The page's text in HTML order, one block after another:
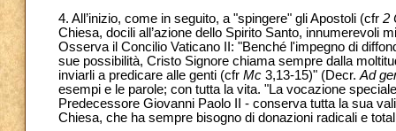
4. All’inizio, come in seguito, a "spingere" gli Apostoli (cfr 2
Chiesa, docili all’azione dello Spirito Santo, innumerevoli
Osserva il Concilio Vaticano II: "Benché l'impegno di
sue possibilità, Cristo Signore chiama sempre dalla
inviarli a predicare alle genti (cfr Mc 3,13-15)" (Decr.Ad
esempi e le parole; con tutta la vita. "La vocazione
Predecessore Giovanni Paolo II - conserva tutta la sua
Chiesa, che ha sempre bisogno di donazioni radicali e